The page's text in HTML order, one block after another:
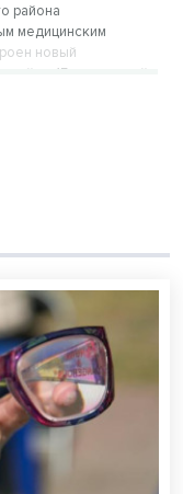
района
медицинским
новый
на 15 посещений